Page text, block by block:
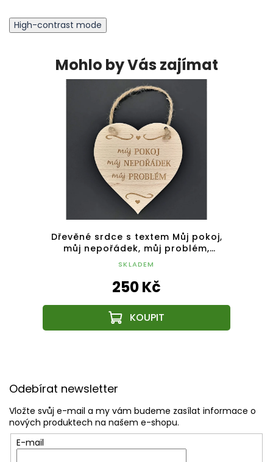
High-contrast mode
Mohlo by Vás zajímat
Dřevěné srdce s textem Můj pokoj,
můj nepořádek, můj problém,
masivní dřevo, 16 x 15 cm
SKLADEM
250 Kč
Odebírat newsletter
Vložte svůj e-mail a my vám budeme zasílat informace o
nových produktech na našem e-shopu.
E-mail